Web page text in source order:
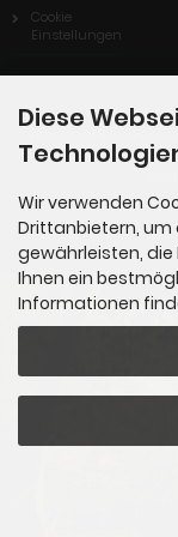
Cookie
Einstellungen
Diese
Wir verwenden
Drittanbietern, um
gewährleisten,
Ihnen ein
Informationen